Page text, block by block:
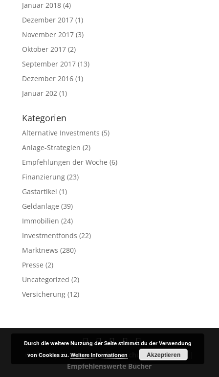
Januar 2018(4)
Dezember 2017(1)
November 2017(3)
Oktober 2017(2)
September 2017(13)
Dezember 2016(1)
Januar 202(1)
Kategorien
Alternative Investments (5)
Anlage-Strategien (2)
Empfehlungen der Woche (6)
Finanzierung(23)
Gastartikel (1)
Geldanlage (39)
Immobilien (24)
Investmentfonds (22)
Marktnews (280)
Presse (2)
Uncategorized (2)
Versicherung(12)
© 2023 by Fit4Finance |Datenschutz Impressum
Empfehlenswerte Bücher
Durch die weitere Nutzung der Seite stimmst du der Verwendung
von Cookies zu.Weitere Informationen Akzeptieren